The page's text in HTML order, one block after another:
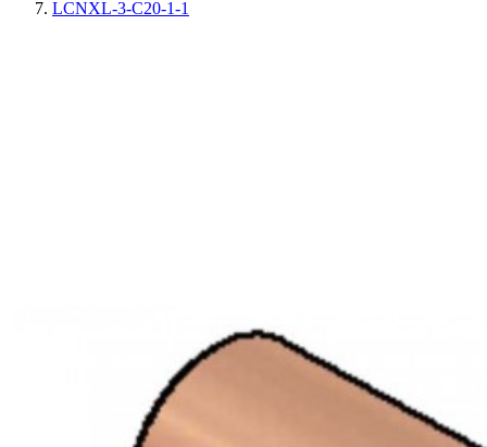
LCNXL-3-C20-1-1